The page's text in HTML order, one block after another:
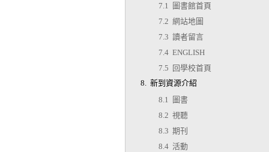
7.1 圖書館首頁
7.2 網站地圖
7.3 讀者留言
7.4 ENGLISH
7.5 回學校首頁
8. 新到資源介紹
8.1 圖書
8.2 視聽
8.3 期刊
8.4 活動